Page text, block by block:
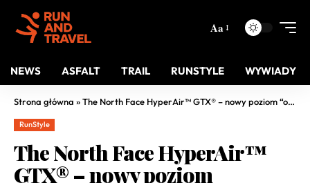
Aa
NEWS ASFALT TRAIL RUNSTYLE WYWIADY
Strona główna »The North Face HyperAir™ GTX® – nowy poziom “oddychalności”
RunStyle
The North Face HyperAir™
GTX® – nowy poziom